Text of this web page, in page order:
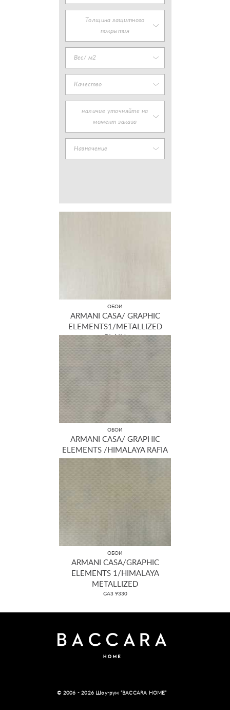
Толщина защитного
покрытия
Вес/ м2
Качество
наличие уточняйте на
момент заказа
Назначение
ОБОИ
ARMANI CASA/ GRAPHIC
ELEMENTS1/METALLIZED
PLAIN
GA3 9380
ОБОИ
ARMANI CASA/ GRAPHIC
ELEMENTS /HIMALAYA RAFIA
GA3 9333
ОБОИ
ARMANI CASA/GRAPHIC
ELEMENTS 1/HIMALAYA
METALLIZED
GA3 9330
© 2006 - 2026 Шоу-рум “BACCARA HOME”